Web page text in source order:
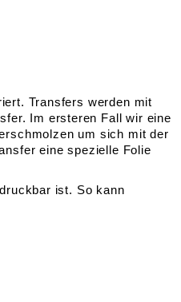
Transfers werden mit
Im ersteren Fall wir eine
um sich mit der
eine spezielle Folie
ist. So kann